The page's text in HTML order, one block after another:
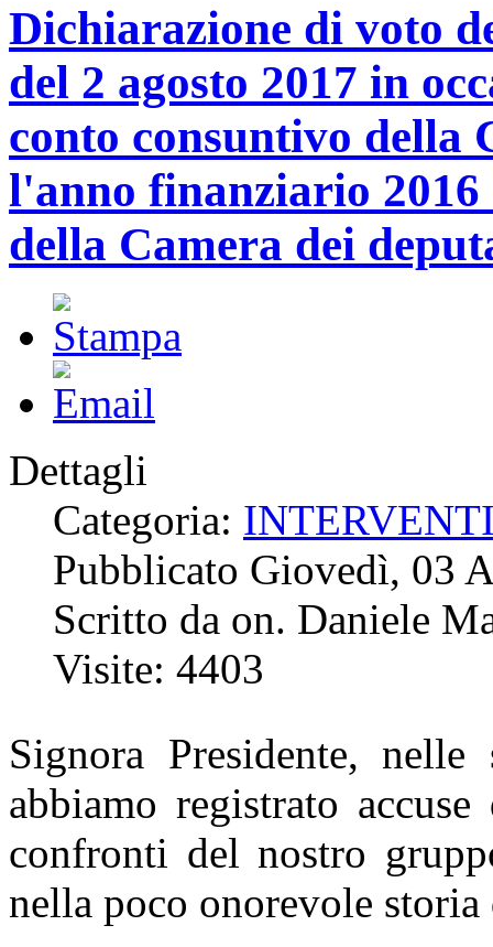
Dichiarazione di voto
del 2 agosto 2017 in
conto consuntivo della
l'anno finanziario
della Camera dei
Dettagli
Categoria:
Pubblicato Giovedì, 03
Scritto da on. Daniele
Visite: 4403
Signora Presidente,
abbiamo registrato
confronti del nostro
nella poco onorevole